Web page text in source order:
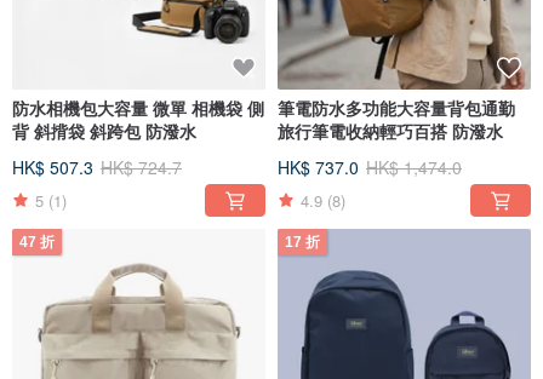
防水相機包大容量 微單 相機袋 側
背 斜揹袋 斜跨包 防潑水
HK$ 507.3 HK$ 724.7
5 (1)
筆電防水多功能大容量背包通勤
旅行筆電收納輕巧百搭 防潑水
HK$ 737.0 HK$ 1,474.0
4.9 (8)
47 折 17 折